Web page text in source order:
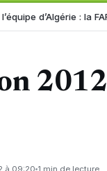
d’Algérie : la FAF
à 09:20 1 min de lecture